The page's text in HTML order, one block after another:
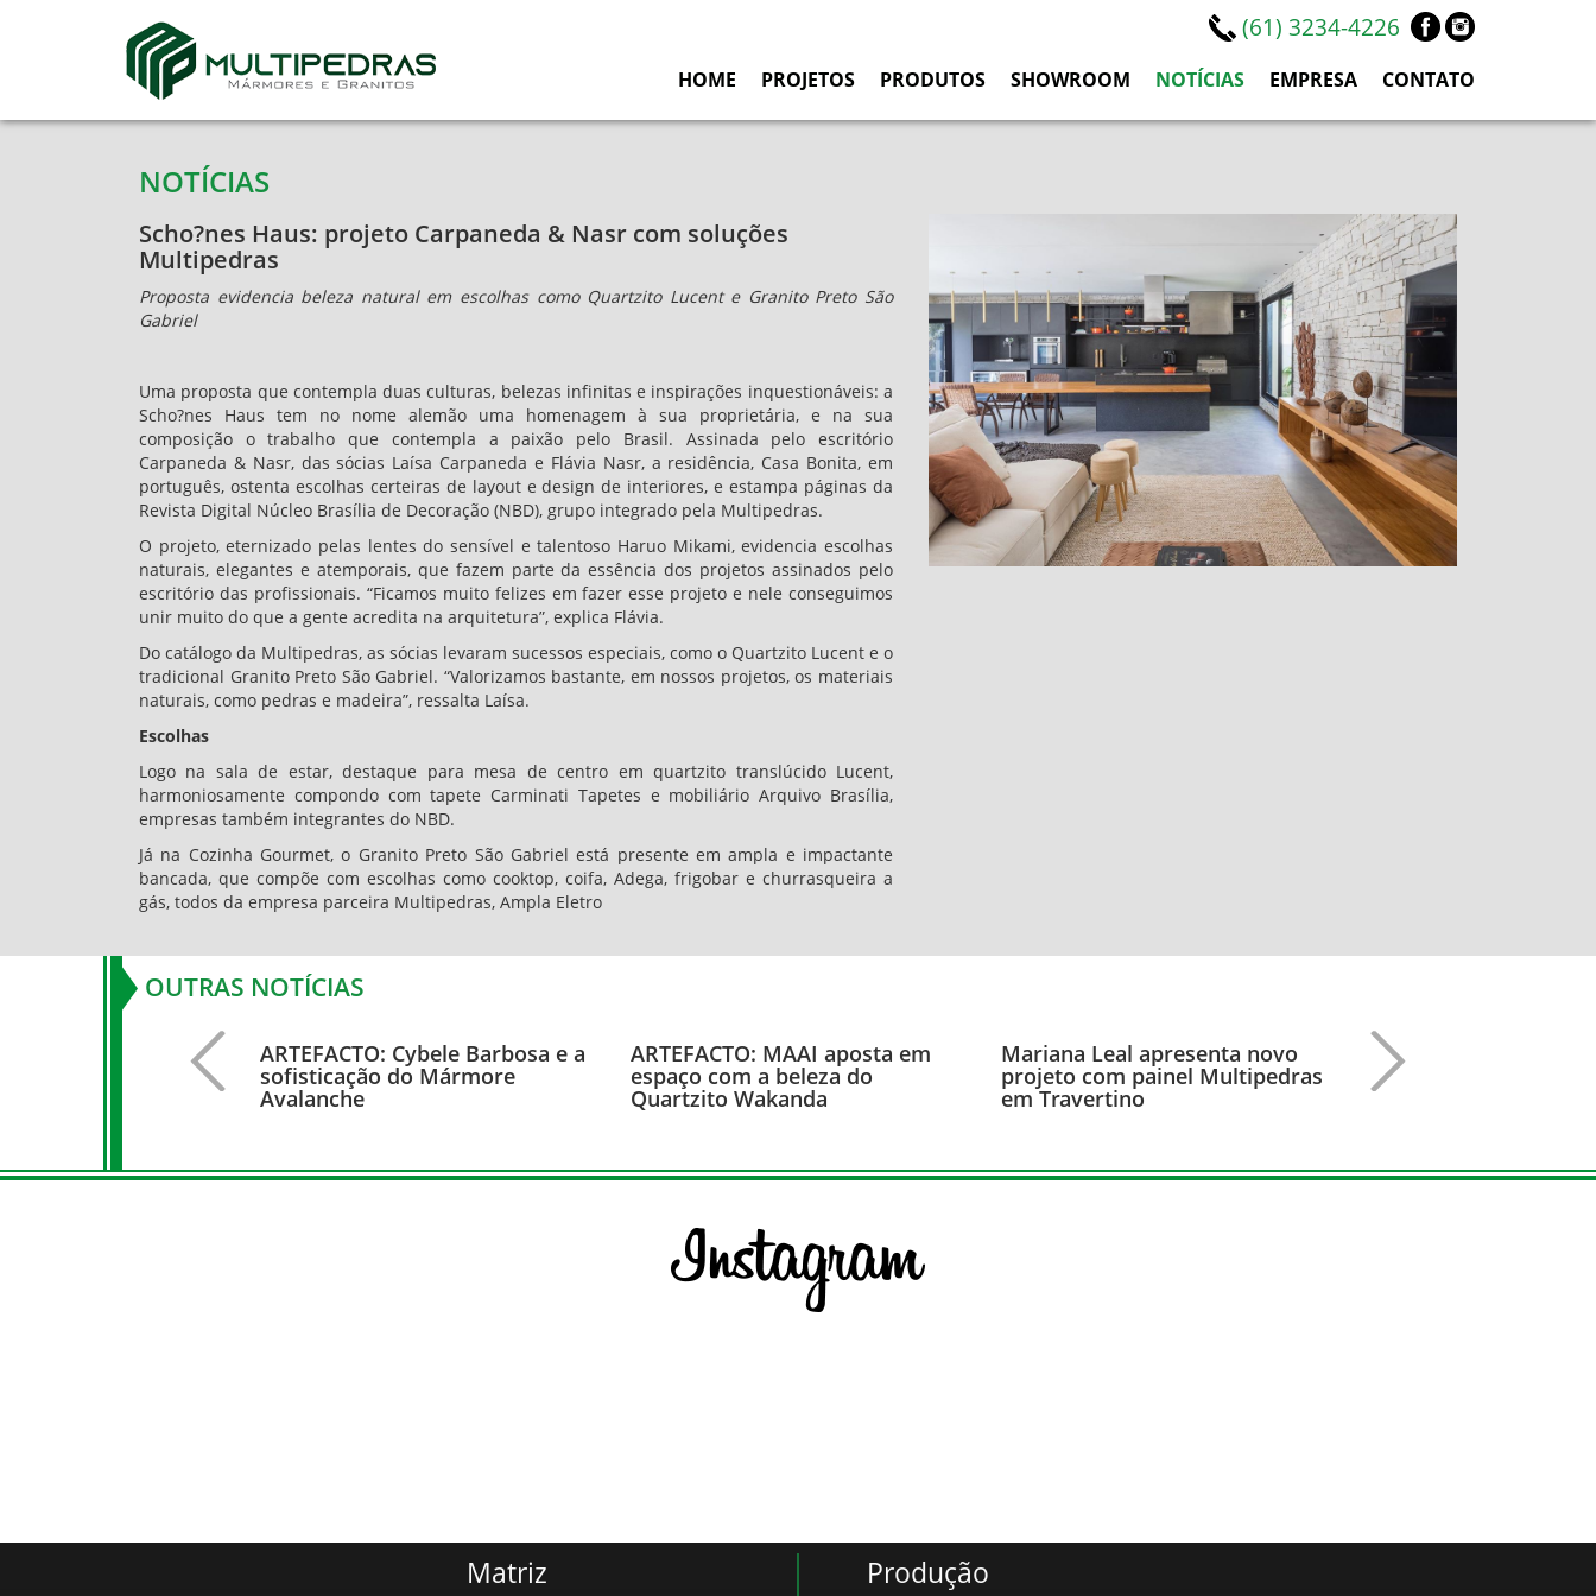
(61) 3234-4226
HOME PROJETOS PRODUTOS SHOWROOM NOTÍCIAS EMPRESA CONTATO
NOTÍCIAS
Scho?nes Haus: projeto Carpaneda & Nasr com soluções
Multipedras
Proposta evidencia beleza natural em escolhas como Quartzito Lucent e Granito Preto São
Gabriel
Uma proposta que contempla duas culturas, belezas infinitas e inspirações inquestionáveis: a
Scho?nes Haus tem no nome alemão uma homenagem à sua proprietária, e na sua
composição o trabalho que contempla a paixão pelo Brasil. Assinada pelo escritório
Carpaneda & Nasr, das sócias Laísa Carpaneda e Flávia Nasr, a residência, Casa Bonita, em
português, ostenta escolhas certeiras de layout e design de interiores, e estampa páginas da
Revista Digital Núcleo Brasília de Decoração (NBD), grupo integrado pela Multipedras.
O projeto, eternizado pelas lentes do sensível e talentoso Haruo Mikami, evidencia escolhas
naturais, elegantes e atemporais, que fazem parte da essência dos projetos assinados pelo
escritório das profissionais. “Ficamos muito felizes em fazer esse projeto e nele conseguimos
unir muito do que a gente acredita na arquitetura”, explica Flávia.
Do catálogo da Multipedras, as sócias levaram sucessos especiais, como o Quartzito Lucent e o
tradicional Granito Preto São Gabriel. “Valorizamos bastante, em nossos projetos, os materiais
naturais, como pedras e madeira”, ressalta Laísa.
Escolhas
Logo na sala de estar, destaque para mesa de centro em quartzito translúcido Lucent,
harmoniosamente compondo com tapete Carminati Tapetes e mobiliário Arquivo Brasília,
empresas também integrantes do NBD.
Já na Cozinha Gourmet, o Granito Preto São Gabriel está presente em ampla e impactante
bancada, que compõe com escolhas como cooktop, coifa, Adega, frigobar e churrasqueira a
gás, todos da empresa parceira Multipedras, Ampla Eletro
OUTRAS NOTÍCIAS
ARTEFACTO: Cybele Barbosa e a
sofisticação do Mármore
Avalanche
ARTEFACTO: MAAI aposta em
espaço com a beleza do
Quartzito Wakanda
Mariana Leal apresenta novo
projeto com painel Multipedras
em Travertino
Matriz Produção